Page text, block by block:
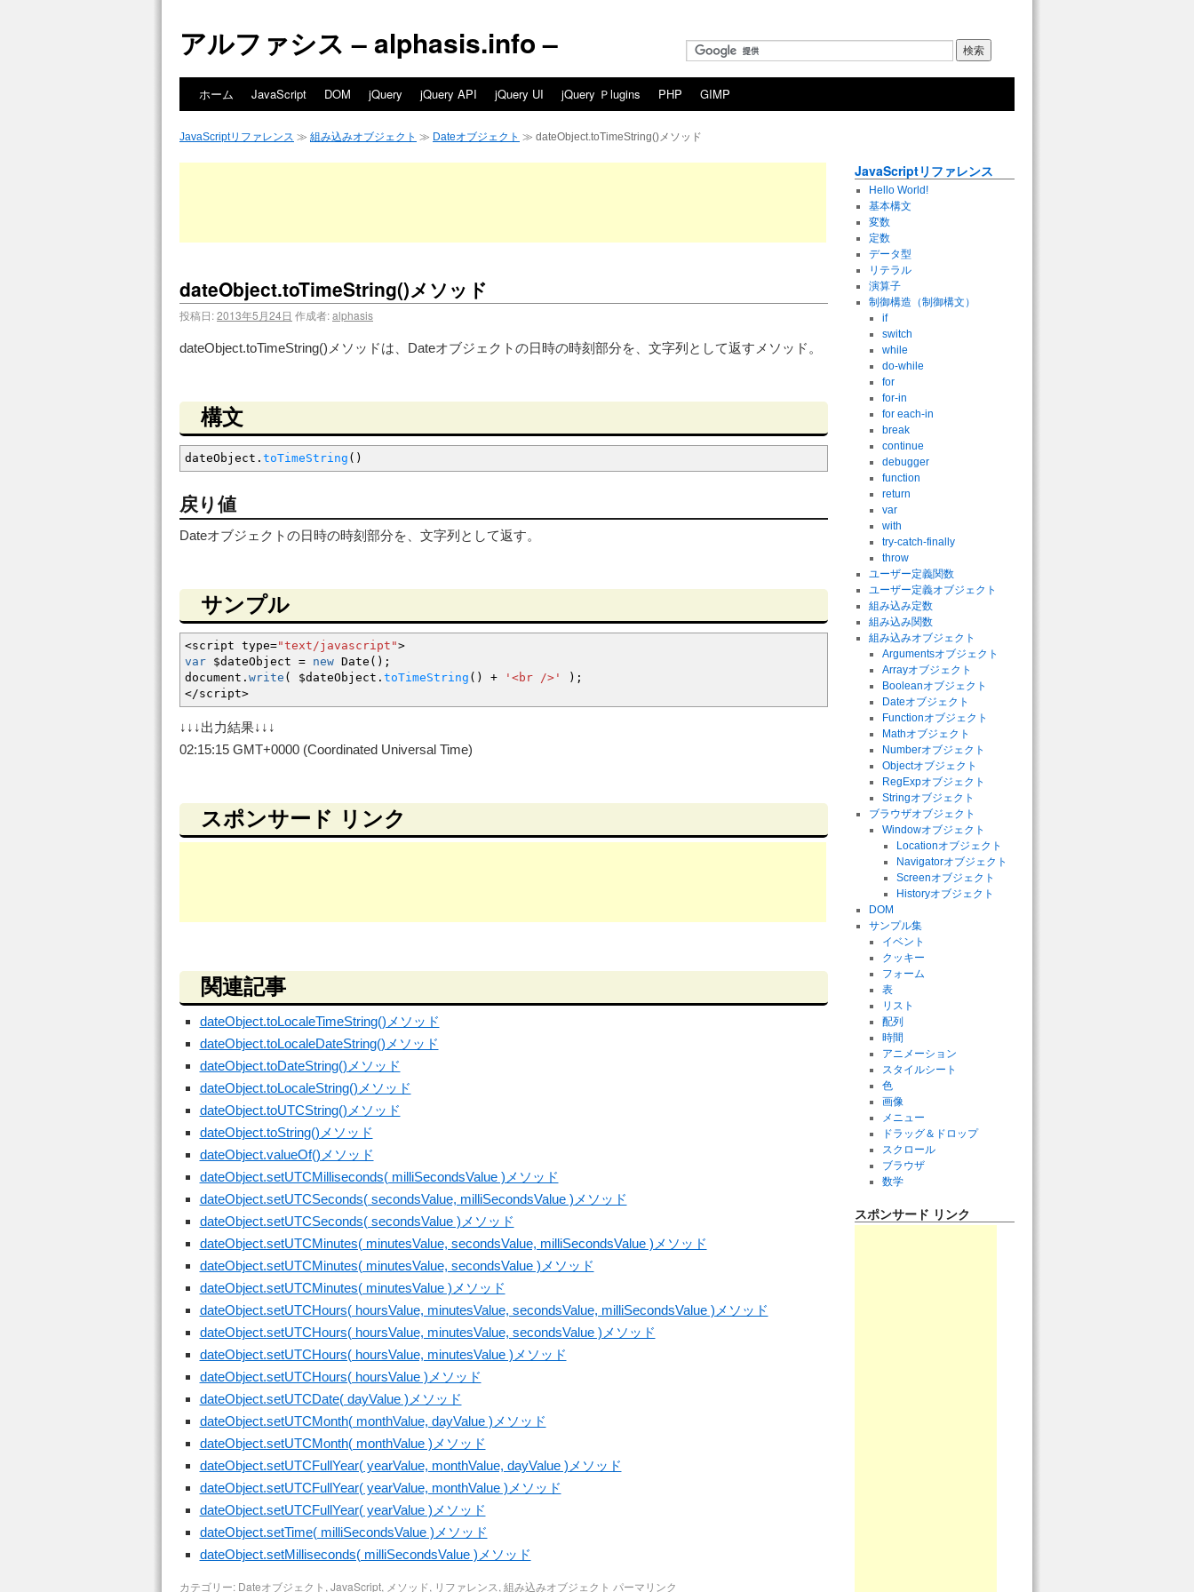
アルファシス – alphasis.info –
ホーム JavaScript DOM jQuery jQuery API jQuery UI jQuery Ｐlugins PHP GIMP
JavaScriptリファレンス ≫ 組み込みオブジェクト ≫ Dateオブジェクト ≫ dateObject.toTimeString()メソッド
dateObject.toTimeString()メソッド
投稿日:2013年5月24日 作成者:alphasis
dateObject.toTimeString()メソッドは、Dateオブジェクトの日時の時刻部分を、文字列として返すメソッド。
構文
dateObject. toTimeString ( )
戻り値
Dateオブジェクトの日時の時刻部分を、文字列として返す。
サンプル
<script type="text/javascript">
var $dateObject = new Date ( ) ;
document. write ( $dateObject. toTimeString ( ) + '<br />' ) ;
</script>
↓↓↓出力結果↓↓↓
02:15:15 GMT+0000 (Coordinated Universal Time)
スポンサード リンク
関連記事
dateObject.toLocaleTimeString()メソッド
dateObject.toLocaleDateString()メソッド
dateObject.toDateString()メソッド
dateObject.toLocaleString()メソッド
dateObject.toUTCString()メソッド
dateObject.toString()メソッド
dateObject.valueOf()メソッド
dateObject.setUTCMilliseconds( milliSecondsValue )メソッド
dateObject.setUTCSeconds( secondsValue, milliSecondsValue )メソッド
dateObject.setUTCSeconds( secondsValue )メソッド
dateObject.setUTCMinutes( minutesValue, secondsValue, milliSecondsValue )メソッド
dateObject.setUTCMinutes( minutesValue, secondsValue )メソッド
dateObject.setUTCMinutes( minutesValue )メソッド
dateObject.setUTCHours( hoursValue, minutesValue, secondsValue, milliSecondsValue )メソッド
dateObject.setUTCHours( hoursValue, minutesValue, secondsValue )メソッド
dateObject.setUTCHours( hoursValue, minutesValue )メソッド
dateObject.setUTCHours( hoursValue )メソッド
dateObject.setUTCDate( dayValue )メソッド
dateObject.setUTCMonth( monthValue, dayValue )メソッド
dateObject.setUTCMonth( monthValue )メソッド
dateObject.setUTCFullYear( yearValue, monthValue, dayValue )メソッド
dateObject.setUTCFullYear( yearValue, monthValue )メソッド
dateObject.setUTCFullYear( yearValue )メソッド
dateObject.setTime( milliSecondsValue )メソッド
dateObject.setMilliseconds( milliSecondsValue )メソッド
カテゴリー: Dateオブジェクト , JavaScript, メソッド, リファレンス, 組み込みオブジェクト パーマリンク
JavaScriptリファレンス
Hello World!
基本構文
変数
定数
データ型
リテラル
演算子
制御構造（制御構文）
if
switch
while
do-while
for
for-in
for each-in
break
continue
debugger
function
return
var
with
try-catch-finally
throw
ユーザー定義関数
ユーザー定義オブジェクト
組み込み定数
組み込み関数
組み込みオブジェクト
Argumentsオブジェクト
Arrayオブジェクト
Booleanオブジェクト
Dateオブジェクト
Functionオブジェクト
Mathオブジェクト
Numberオブジェクト
Objectオブジェクト
RegExpオブジェクト
Stringオブジェクト
ブラウザオブジェクト
Windowオブジェクト
Locationオブジェクト
Navigatorオブジェクト
Screenオブジェクト
Historyオブジェクト
DOM
サンプル集
イベント
クッキー
フォーム
表
リスト
配列
時間
アニメーション
スタイルシート
色
画像
メニュー
ドラッグ＆ドロップ
スクロール
ブラウザ
数学
スポンサード リンク